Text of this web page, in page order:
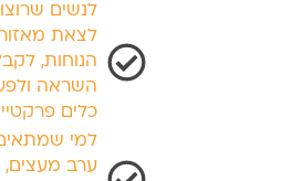
לנשים שרוצות
לצאת מאזור
הנוחות, לקבל
השראה ולפעול
כלים פרקטיים.
למי שמתאים לה
ערב מעצים, מהנה